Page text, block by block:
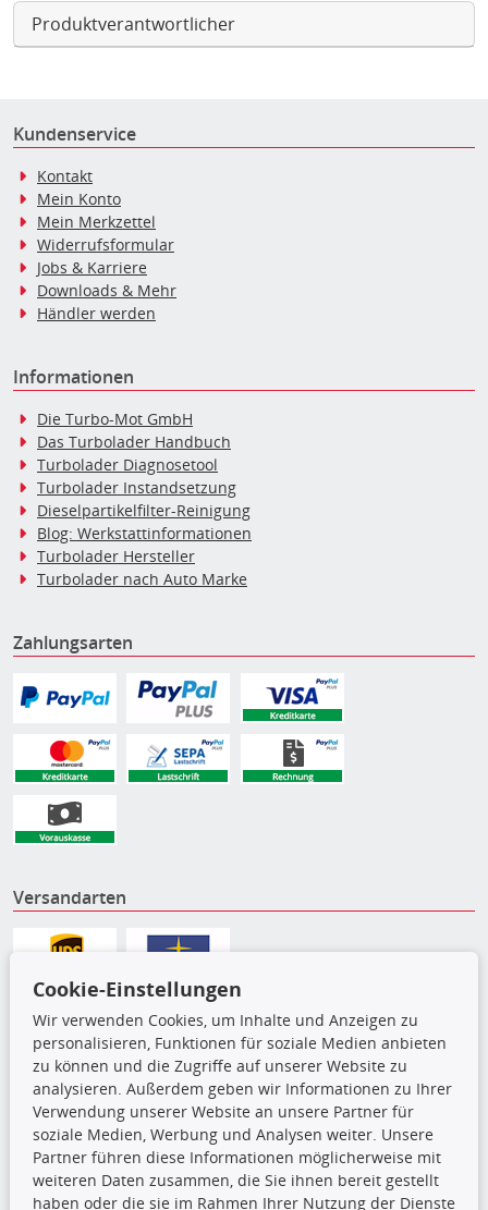
Produktverantwortlicher
Kundenservice
Kontakt
Mein Konto
Mein Merkzettel
Widerrufsformular
Jobs & Karriere
Downloads & Mehr
Händler werden
Informationen
Die Turbo-Mot GmbH
Das Turbolader Handbuch
Turbolader Diagnosetool
Turbolader Instandsetzung
Dieselpartikelfilter-Reinigung
Blog: Werkstattinformationen
Turbolader Hersteller
Turbolader nach Auto Marke
Zahlungsarten
Versandarten
Die hier angezeigten Daten,
insbesondere die gesamte Datenbank,
Cookie-Einstellungen
Wir verwenden Cookies, um Inhalte und Anzeigen zu
personalisieren, Funktionen für soziale Medien anbieten
zu können und die Zugriffe auf unserer Website zu
analysieren. Außerdem geben wir Informationen zu Ihrer
Verwendung unserer Website an unsere Partner für
soziale Medien, Werbung und Analysen weiter. Unsere
Partner führen diese Informationen möglicherweise mit
weiteren Daten zusammen, die Sie ihnen bereit gestellt
haben oder die sie im Rahmen Ihrer Nutzung der Dienste